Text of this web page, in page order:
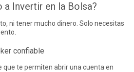
a Invertir en la Bolsa?
ni tener mucho dinero. Solo necesitas
confiable
que te permiten abrir una cuenta en